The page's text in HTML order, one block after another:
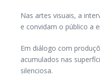
Nas artes visuais, a
e convidam o público a
Em diálogo com
acumulados nas
silenciosa.